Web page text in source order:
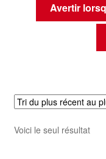
Avertir
Voici le seul résultat